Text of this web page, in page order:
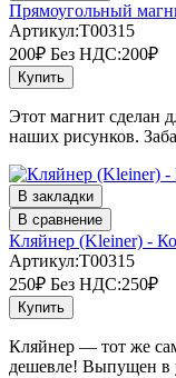
Прямоугольный
Артикул:T00315
200₽ Без НДС:200₽
Купить
Этот магнит сделан
наших рисунков.
В закладки
В сравнение
Кляйнер (Kleiner) -
Артикул:T00315
250₽ Без НДС:250₽
Купить
Кляйнер — тот же
дешевле! Выпущен в